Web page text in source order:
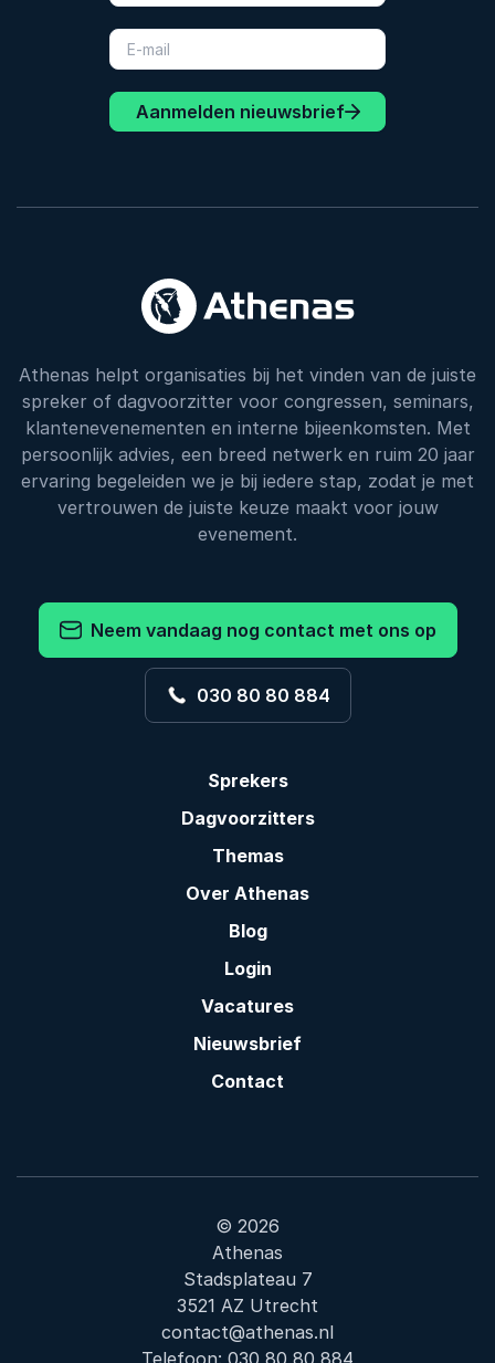
Aanmelden nieuwsbrief
Athenas helpt organisaties bij het vinden van de juiste
spreker of dagvoorzitter voor congressen, seminars,
klantenevenementen en interne bijeenkomsten. Met
persoonlijk advies, een breed netwerk en ruim 20 jaar
ervaring begeleiden we je bij iedere stap, zodat je met
vertrouwen de juiste keuze maakt voor jouw
evenement.
Neem vandaag nog contact met ons op
030 80 80 884
Sprekers
Dagvoorzitters
Themas
Over Athenas
Blog
Login
Vacatures
Nieuwsbrief
Contact
© 2026
Athenas
Stadsplateau 7
3521 AZ Utrecht
contact@athenas.nl